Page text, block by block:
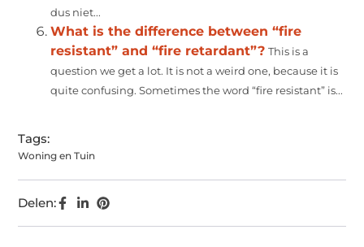
dus niet...
What is the difference between “fire
resistant” and “fire retardant”? This is a
question we get a lot. It is not a weird one, because it is
quite confusing. Sometimes the word “fire resistant” is...
Tags:
Woning en Tuin
Delen: